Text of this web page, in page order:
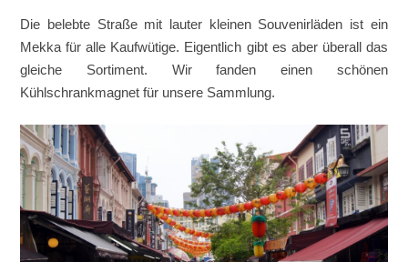
Die belebte Straße mit lauter kleinen Souvenirläden ist ein
Mekka für alle Kaufwütige. Eigentlich gibt es aber überall das
gleiche Sortiment. Wir fanden einen schönen
Kühlschrankmagnet für unsere Sammlung.